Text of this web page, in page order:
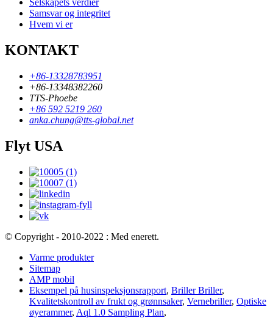
Selskapets verdier
Samsvar og integritet
Hvem vi er
KONTAKT
+86-13328783951
+86-13348382260
TTS-Phoebe
+86 592 5219 260
anka.chung@tts-global.net
Flyt USA
© Copyright - 2010-2022 : Med enerett.
Varme produkter
Sitemap
AMP mobil
Eksempel på husinspeksjonsrapport, Briller Briller,
Kvalitetskontroll av frukt og grønnsaker, Vernebriller, Optiske
øyerammer, Aql 1.0 Sampling Plan,